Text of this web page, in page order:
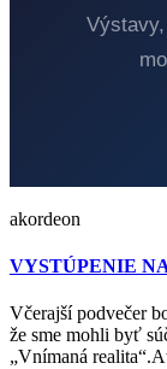
akordeon
VYSTÚPENIE
Včerajší podvečer
že sme mohli byť
„Vnímaná